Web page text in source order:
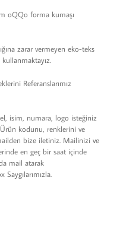
oQQo forma kumaşı
zarar vermeyen eko-teks
Referanslarımız
isim, numara, logo isteğiniz
kodunu, renklerini ve
bize iletiniz. Mailinizi ve
en geç bir saat içinde
mail atarak